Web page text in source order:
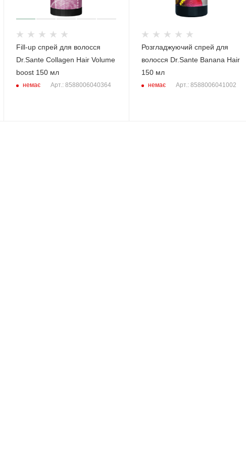
Fill-up спрей для волосся
Dr.Sante Collagen Hair Volume
boost 150 мл
немає Арт.: 8588006040364
Розгладжуючий спрей для
волосся Dr.Sante Banana Hair
150 мл
немає Арт.: 8588006041002